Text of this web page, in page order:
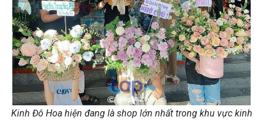
Kinh Đô Hoa hiện đang là shop lớn nhất trong khu vực kinh